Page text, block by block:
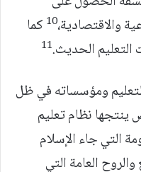
والاقتصادية،10 كما
الحديث.11
ومؤسساته في ظل
ينتجها نظام تعليم
التي جاء الإسلام
العامة التي